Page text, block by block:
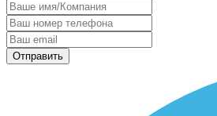
Отправить